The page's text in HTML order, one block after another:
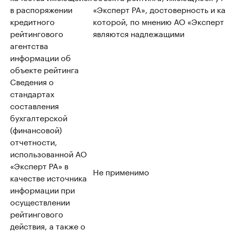
в распоряжении
кредитного
рейтингового
агентства
информации об
объекте рейтинга
«Эксперт РА», достоверность и
которой, по мнению АО
являются надлежащими
Сведения о
стандартах
составления
бухгалтерской
(финансовой)
отчетности,
использованной АО
«Эксперт РА» в
качестве источника
информации при
осуществлении
рейтингового
действия, а также о
Не применимо